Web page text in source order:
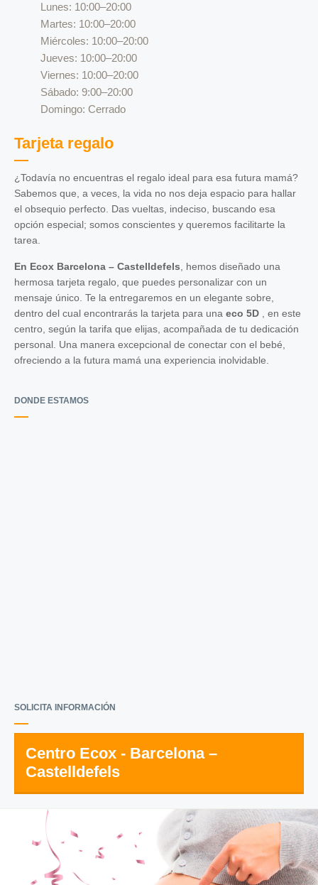
Lunes: 10:00–20:00
Martes: 10:00–20:00
Miércoles: 10:00–20:00
Jueves: 10:00–20:00
Viernes: 10:00–20:00
Sábado: 9:00–20:00
Domingo: Cerrado
Tarjeta regalo
¿Todavía no encuentras el regalo ideal para esa futura mamá?
Sabemos que, a veces, la vida no nos deja espacio para hallar
el obsequio perfecto. Das vueltas, indeciso, buscando esa
opción especial; somos conscientes y queremos facilitarte la
tarea.
En Ecox Barcelona – Castelldefels , hemos diseñado una
hermosa tarjeta regalo, que puedes personalizar con un
mensaje único. Te la entregaremos en un elegante sobre,
dentro del cual encontrarás la tarjeta para una eco 5D
, en este
centro, según la tarifa que elijas, acompañada de tu dedicación
personal. Una manera excepcional de conectar con el bebé,
ofreciendo a la futura mamá una experiencia inolvidable.
DONDE ESTAMOS
SOLICITA INFORMACIÓN
Centro Ecox - Barcelona –
Castelldefels